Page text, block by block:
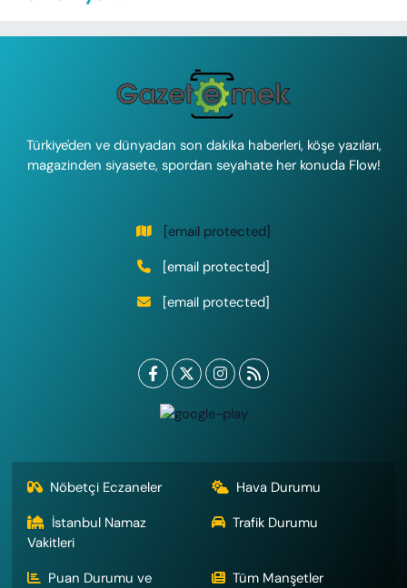
Türkiye'den ve dünyadan son dakika haberleri, köşe yazıları,
magazinden siyasete, spordan seyahate her konuda Flow!
[email protected]
[email protected]
[email protected]
Nöbetçi Eczaneler
Hava Durumu
İstanbul Namaz
Vakitleri
Trafik Durumu
Puan Durumu ve Tüm Manşetler